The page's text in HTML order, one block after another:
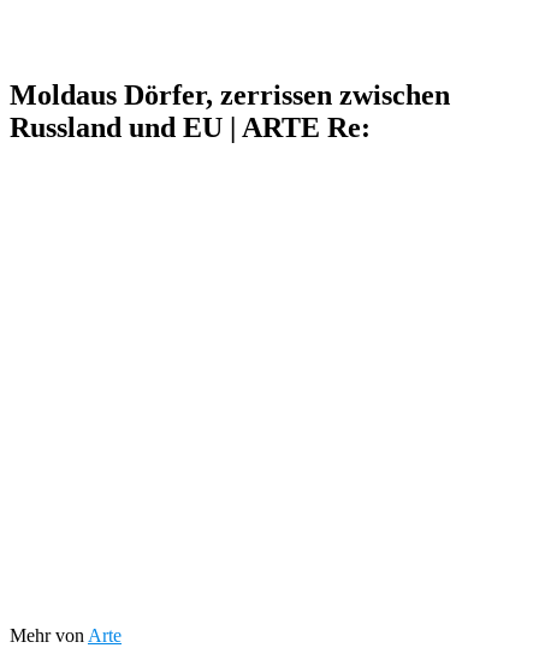
Moldaus Dörfer, zerrissen zwischen
Russland und EU | ARTE Re:
Mehr von Arte